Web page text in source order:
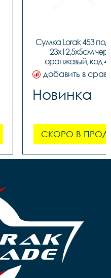
Сумка Lorak 453
23х12,5х5см
оранжевый, код
добавить в
Новинка
СКОРО В